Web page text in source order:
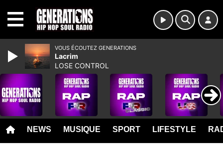
NEWS MUSIQUE SPORT LIFESTYLE
VOUS ÉCOUTEZ GENERATIONS
Lacrim
LOSE CONTROL